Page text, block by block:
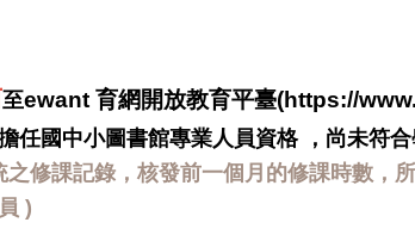
至ewant 育網開放教育平臺(https://
國中小圖書館專業人員資格 ，尚未符合
修課記錄，核發前一個月的修課時數，
)